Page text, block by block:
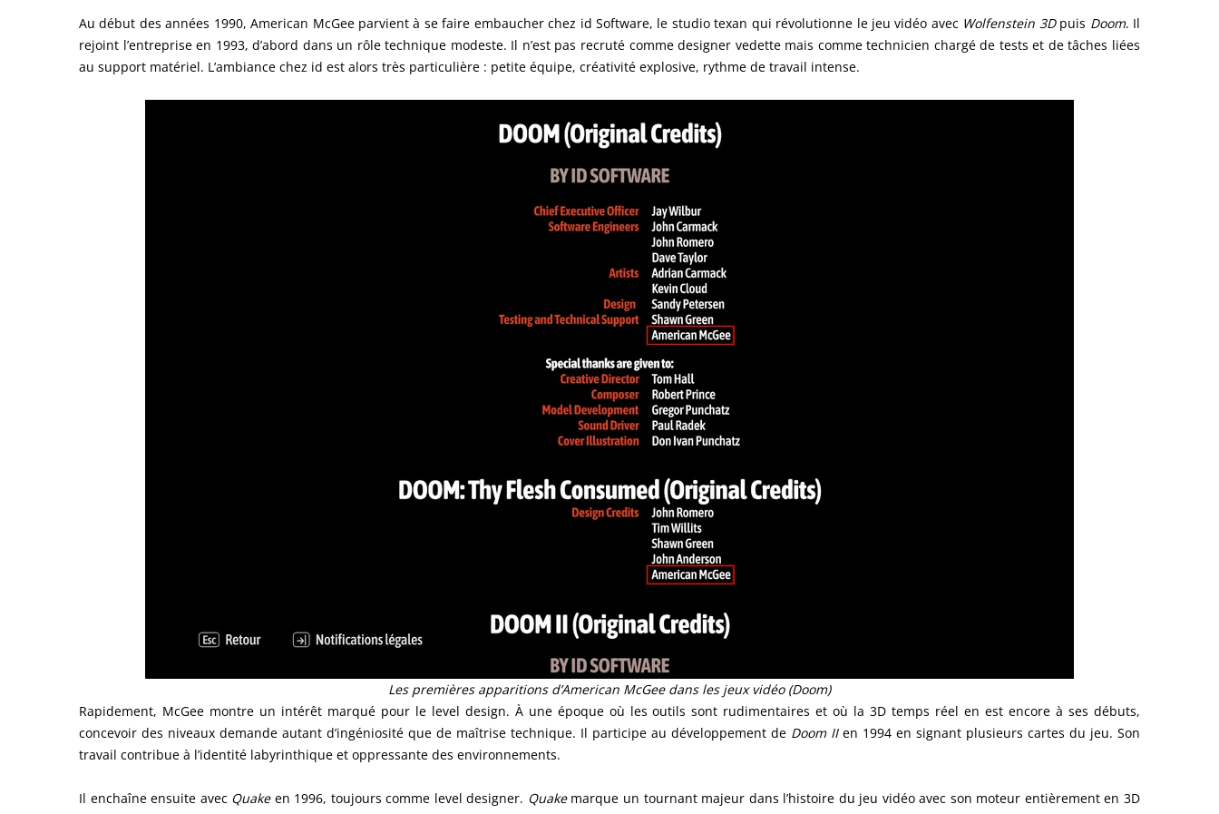
Au début des années 1990, American McGee parvient à se faire embaucher chez id Software, le studio texan qui révolutionne le jeu vidéo avec Wolfenstein 3Dpuis Doom. Il
rejoint l’entreprise en 1993, d’abord dans un rôle technique modeste. Il n’est pas recruté comme designer vedette mais comme technicien chargé de tests et de tâches liées
au support matériel. L’ambiance chez id est alors très particulière : petite équipe, créativité explosive, rythme de travail intense.
Les premières apparitions d’American McGee dans les jeux vidéo (Doom)
Rapidement, McGee montre un intérêt marqué pour le level design. À une époque où les outils sont rudimentaires et où la 3D temps réel en est encore à ses débuts,
concevoir des niveaux demande autant d’ingéniosité que de maîtrise technique. Il participe au développement de Doom IIen 1994 en signant plusieurs cartes du jeu. Son
travail contribue à l’identité labyrinthique et oppressante des environnements.
Il enchaîne ensuite avec Quakeen 1996, toujours comme level designer. Quakemarque un tournant majeur dans l’histoire du jeu vidéo avec son moteur entièrement en 3D